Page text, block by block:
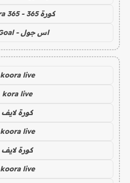
كورة 365 - kooora 365
اس جول - AS Goal
koora live
kora live
كورة لايف
koora live
كورة لايف
koora live